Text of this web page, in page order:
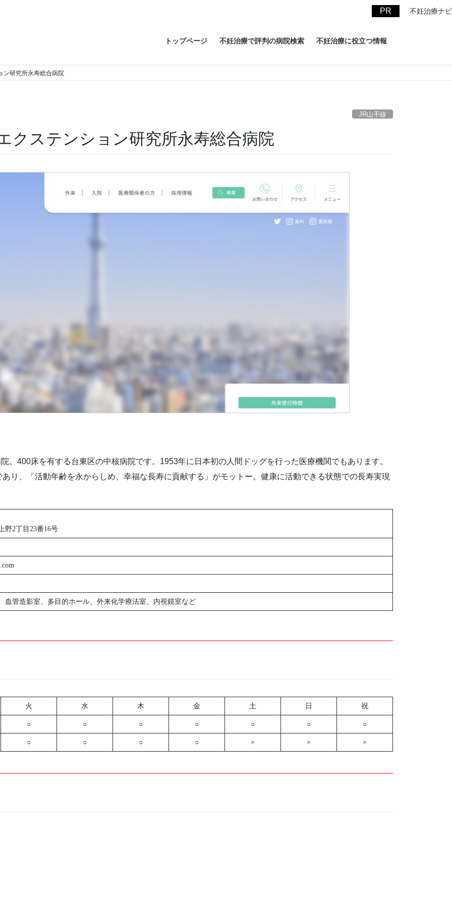
不妊治療ナビ
トップページ 不妊治療で評判の病院検索 不妊治療に役立つ情報
ン研究所永寿総合病院
JR山手線
クステンション研究所永寿総合病院
。400床を有する台東区の中核病院です。1953年に日本初の人間ドッグを行った医療機関でもあります。
り、「活動年齢を永からしめ、幸福な長寿に貢献する」がモットー。健康に活動できる状態での長寿実現
野2丁目23番16号
血管造影室、多目的ホール、外来化学療法室、内視鏡室など
火 水 木 金 土 日 祝
○ ○ ○ ○ ○ ○ ○
○ ○ ○ ○ × × ×